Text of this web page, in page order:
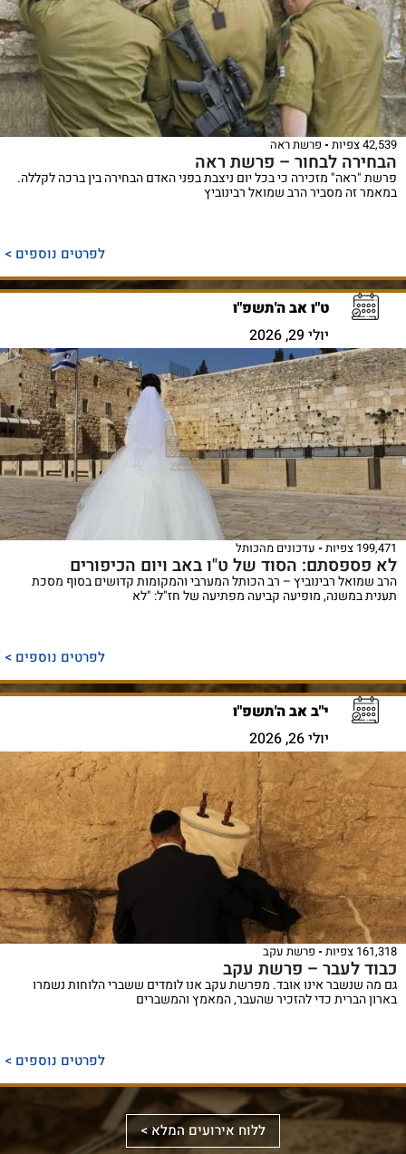
42,539 צפיות פרשת ראה
הבחירה לבחור – פרשת ראה
פרשת "ראה" מזכירה כי בכל יום ניצבת בפני האדם הבחירה בין ברכה לקללה.
במאמר זה מסביר הרב שמואל רבינוביץ
לפרטים נוספים >
ט"ו אב ה'תשפ"ו
יולי 29, 2026
199,471 צפיות עדכונים מהכותל
לא פספסתם: הסוד של ט"ו באב ויום הכיפורים
הרב שמואל רבינוביץ – רב הכותל המערבי והמקומות קדושים בסוף מסכת
תענית במשנה, מופיעה קביעה מפתיעה של חז"ל: "לא
לפרטים נוספים >
י"ב אב ה'תשפ"ו
יולי 26, 2026
161,318 צפיות פרשת עקב
כבוד לעבר – פרשת עקב
גם מה שנשבר אינו אובד. מפרשת עקב אנו לומדים ששברי הלוחות נשמרו
בארון הברית כדי להזכיר שהעבר, המאמץ והמשברים
לפרטים נוספים >
ללוח אירועים המלא >
לראשונה,
את
באמצעות
מפואר